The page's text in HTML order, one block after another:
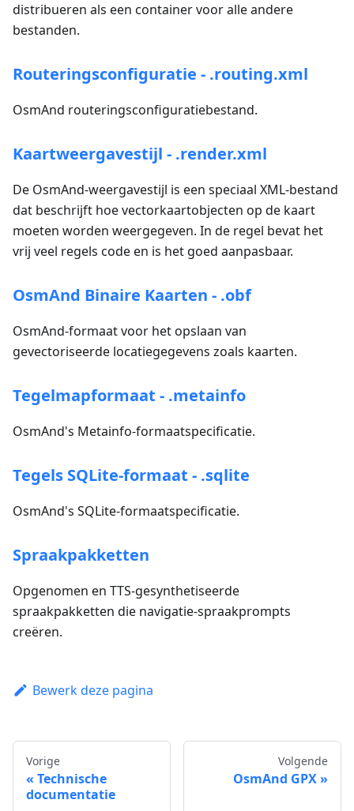
distribueren als een container voor alle andere
bestanden.
Routeringsconfiguratie - .routing.xml
OsmAnd routeringsconfiguratiebestand.
Kaartweergavestijl - .render.xml
De OsmAnd-weergavestijl is een speciaal XML-bestand
dat beschrijft hoe vectorkaartobjecten op de kaart
moeten worden weergegeven. In de regel bevat het
vrij veel regels code en is het goed aanpasbaar.
OsmAnd Binaire Kaarten - .obf
OsmAnd-formaat voor het opslaan van
gevectoriseerde locatiegegevens zoals kaarten.
Tegelmapformaat - .metainfo
OsmAnd's Metainfo-formaatspecificatie.
Tegels SQLite-formaat - .sqlite
OsmAnd's SQLite-formaatspecificatie.
Spraakpakketten
Opgenomen en TTS-gesynthetiseerde
spraakpakketten die navigatie-spraakprompts
creëren.
Bewerk deze pagina
Vorige
Technische
documentatie
Volgende
OsmAnd GPX